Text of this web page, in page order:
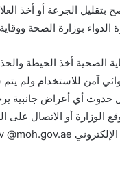
بتقليل الجرعة أو أخذ
بوزارة الصحة
الصحية أخذ الحيطة
آمن للاستخدام ولم
أي أعراض جانبية